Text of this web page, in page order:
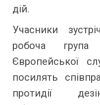
дій.
Учасники
робоча група
Європейської
посилять
протидії